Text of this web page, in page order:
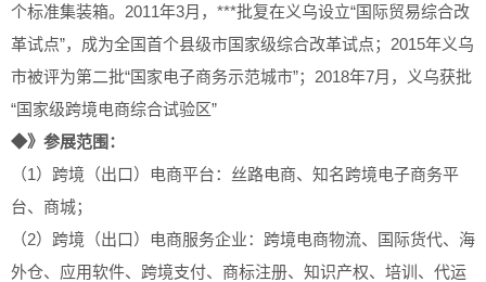
个标准集装箱。2011年3月，***批复在义乌设立“国际贸易综合改
革试点”，成为全国首个县级市国家级综合改革试点；2015年义乌
市被评为第二批“国家电子商务示范城市”；2018年7月，义乌获批
“国家级跨境电商综合试验区”
◆》参展范围：
（1）跨境（出口）电商平台：丝路电商、知名跨境电子商务平
台、商城；
（2）跨境（出口）电商服务企业：跨境电商物流、国际货代、海
外仓、应用软件、跨境支付、商标注册、知识产权、培训、代运